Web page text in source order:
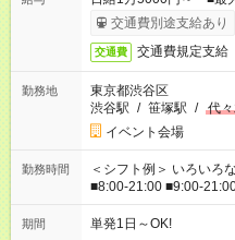
交通費別途支給あり
交通費 交通費規定支給
勤務地
東京都渋谷区
渋谷駅 / 笹塚駅 / 代
イベント会場
勤務時間
＜シフト例＞ いろいろ
■8:00-21:00 ■9:00-
期間 単発1日～OK!